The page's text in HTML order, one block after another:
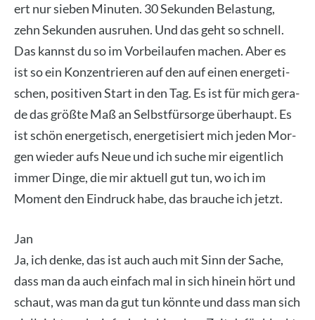
ert nur sie­ben Minu­ten. 30 Sekun­den Belas­tung,
zehn Sekun­den aus­ru­hen. Und das geht so schnell.
Das kannst du so im Vor­bei­lau­fen machen. Aber es
ist so ein Kon­zen­trie­ren auf den auf einen ener­ge­ti­
schen, posi­ti­ven Start in den Tag. Es ist für mich gera­
de das größ­te Maß an Selbst­für­sor­ge über­haupt. Es
ist schön ener­ge­tisch, ener­ge­ti­siert mich jeden Mor­
gen wie­der aufs Neue und ich suche mir eigent­lich
immer Din­ge, die mir aktu­ell gut tun, wo ich im
Moment den Ein­druck habe, das brau­che ich jetzt.
Jan
Ja, ich den­ke, das ist auch auch mit Sinn der Sache,
dass man da auch ein­fach mal in sich hin­ein hört und
schaut, was man da gut tun könn­te und dass man sich